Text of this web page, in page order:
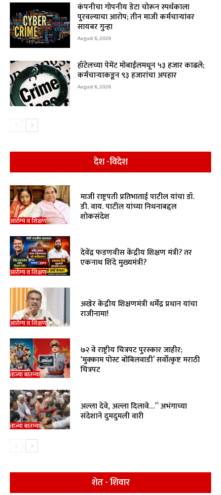
कंपनीचा गोपनीय डेटा चोरून स्पर्धकाला
पुरवल्याचा आरोप; तीन माजी कर्मचाऱ्यांवर
सायबर गुन्हा
August 6, 2026
हॉटेलच्या पेमेंट मोबाईलमधून ५३ हजार काढले;
कर्मचाऱ्याकडून ९३ हजारांचा अपहार
August 6, 2026
देश -विदेश
आरोग्य व शिक्षण
माजी राष्ट्रपती प्रतिभाताई पाटील यांचा डॉ.
डी. वाय. पाटील यांच्या निधनाबद्दल
शोकसंदेश
आरोग्य व शिक्षण
देवेंद्र फडणवीस केंद्रीय शिक्षण मंत्री? तर
एकनाथ शिंदे मुख्यमंत्री?
आरोग्य व शिक्षण
अखेर केंद्रीय शिक्षणमंत्री धर्मेंद्र प्रधान यांचा
राजीनामा!
ताज्या बातम्या
७२ वे राष्ट्रीय चित्रपट पुरस्कार जाहीर;
‘मुक्काम पोस्ट बोंबिलवाडी’ सर्वोत्कृष्ट मराठी
चित्रपट
ताज्या बातम्या
अल्ला देवे, अल्ला दिलावे…” अभंगाच्या
संदेशाने दुमदुमली वारी
शेत - शिवार